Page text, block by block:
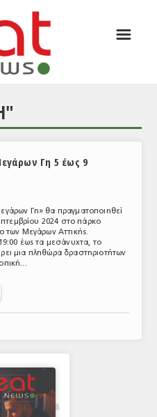
☰
Γη 5 έως 9
Γη» θα πραγματοποιηθεί
2024 στο πάρκο
των Μεγάρων Αττικής.
έως τα μεσάνυχτα, το
μια πληθώρα δραστηριοτήτων